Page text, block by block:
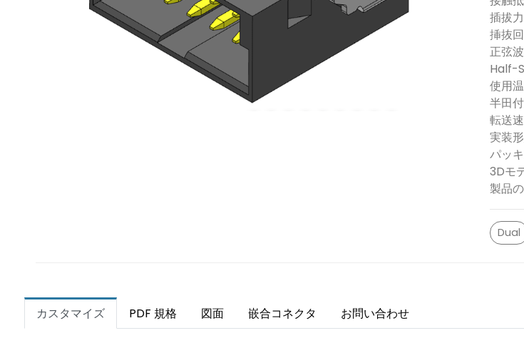
插拔
挿抜
正弦
Half-
使用
半田
転送
実装
パッ
3Dモ
製品
Dual
カスタマイズ PDF 規格 図面 嵌合コネクタ お問い合わせ